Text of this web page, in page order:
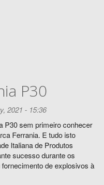
P30
2021 - 15:36
P30 sem primeiro conhecer
Ferrania. E tudo isto
Italiana de Produtos
sucesso durante os
de explosivos à